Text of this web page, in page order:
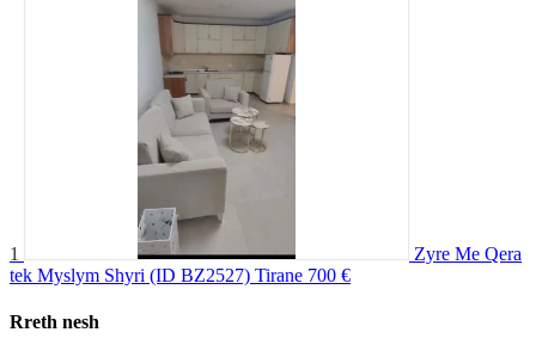
1
Zyre Me Qera
tek Myslym Shyri (ID BZ2527) Tirane 700 €
Rreth nesh